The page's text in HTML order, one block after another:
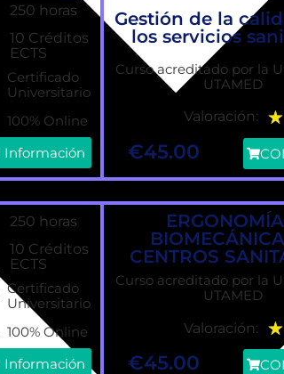
250 horas
10 Créditos
ECTS
Certificado
Universitario
100% Online
Información
Gestión de la
los servicios
Curso acreditado por la
UTAMED
Valoración:
★
€45.00
250 horas
10 Créditos
ECTS
Certificado
Universitario
100% Online
Información
CENTROS
Curso acreditado por la
UTAMED
Valoración:
★
€45.00